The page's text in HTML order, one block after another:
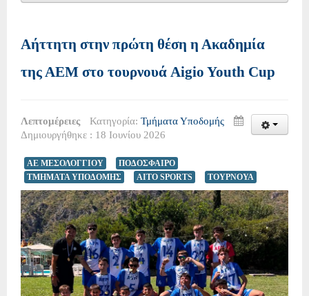
Αήττητη στην πρώτη θέση η Ακαδημία
της ΑΕΜ στο τουρνουά Aigio Youth Cup
Λεπτομέρειες Κατηγορία: Τμήματα Υποδομής
Δημιουργήθηκε : 18 Ιουνίου 2026
ΑΕ ΜΕΣΟΛΟΓΓΙΟΥ
ΠΟΔΟΣΦΑΙΡΟ
ΤΜΗΜΑΤΑ ΥΠΟΔΟΜΗΣ
AITO SPORTS ΤΟΥΡΝΟΥΑ